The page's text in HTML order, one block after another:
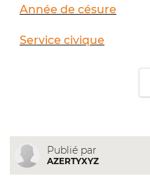
Année de césure
Service civique
Publié par
AZERTYXYZ